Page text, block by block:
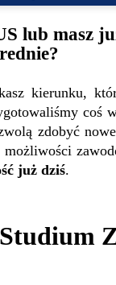
lub masz
kierunku,
coś
zdobyć
możliwości
już dziś.
Studium